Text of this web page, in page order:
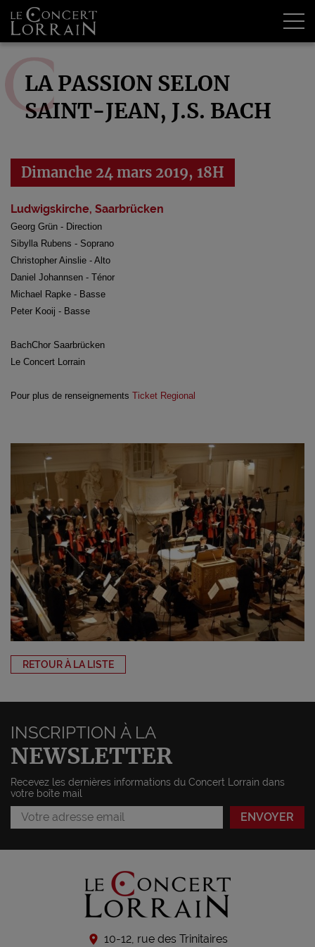
LA PASSION SELON
SAINT-JEAN, J.S. BACH
Dimanche 24 mars 2019, 18H
Ludwigskirche, Saarbrücken
Georg Grün - Direction
Sibylla Rubens - Soprano
Christopher Ainslie - Alto
Daniel Johannsen - Ténor
Michael Rapke - Basse
Peter Kooij - Basse
BachChor Saarbrücken
Le Concert Lorrain
Pour plus de renseignements Ticket Regional
RETOUR À LA LISTE
INSCRIPTION À LA
NEWSLETTER
Recevez les dernières informations du Concert Lorrain dans
votre boîte mail
10-12, rue des Trinitaires